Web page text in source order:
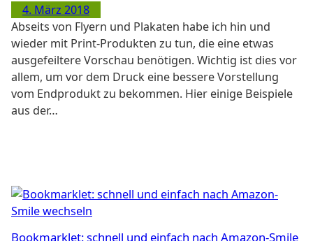
4. März 2018
Abseits von Flyern und Plakaten habe ich hin und
wieder mit Print-Produkten zu tun, die eine etwas
ausgefeiltere Vorschau benötigen. Wichtig ist dies vor
allem, um vor dem Druck eine bessere Vorstellung
vom Endprodukt zu bekommen. Hier einige Beispiele
aus der…
Bookmarklet: schnell und einfach nach Amazon-Smile